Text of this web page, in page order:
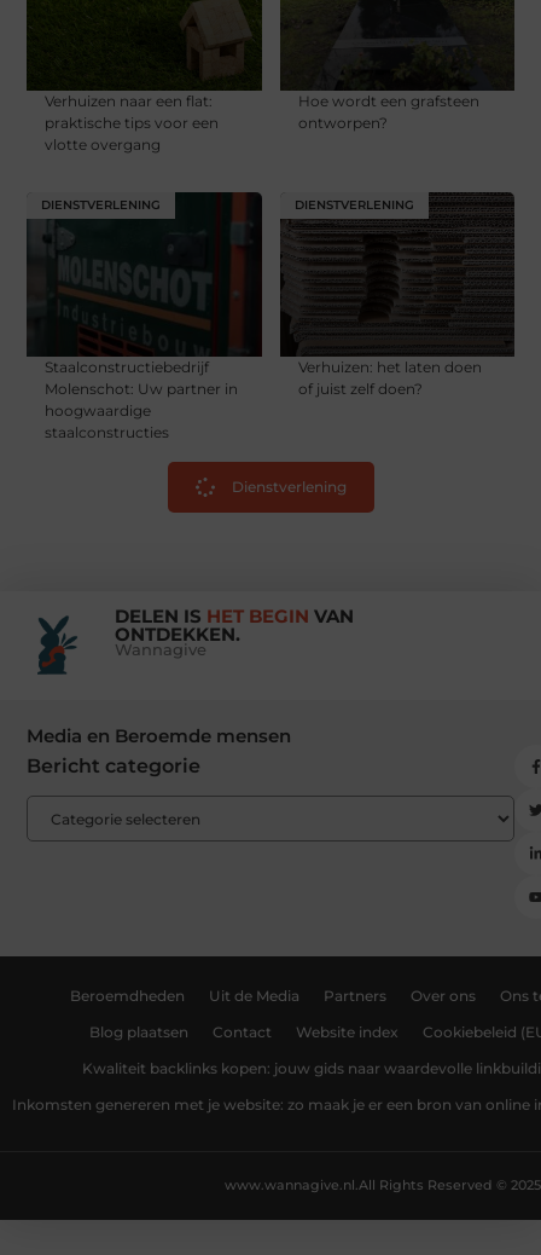
Verhuizen naar een flat:
praktische tips voor een
vlotte overgang
Hoe wordt een grafsteen
ontworpen?
DIENSTVERLENING
Staalconstructiebedrijf
Molenschot: Uw partner in
hoogwaardige
staalconstructies
DIENSTVERLENING
Verhuizen: het laten doen
of juist zelf doen?
Dienstverlening
DELEN IS HET BEGIN VAN
ONTDEKKEN.
Wannagive
Media en Beroemde mensen
Bericht categorie
Beroemdheden Uit de Media Partners Over ons Ons
Blog plaatsen Contact Website index Cookiebeleid
Kwaliteit backlinks kopen: jouw gids naar waardevolle
Inkomsten genereren met je website: zo maak je er een bron van online
All Rights Reserved © 2025
www.wannagive.nl.